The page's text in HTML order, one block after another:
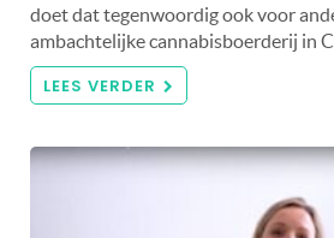
doet dat tegenwoordig ook voor
ambachtelijke cannabisboerderij in
LEES VERDER